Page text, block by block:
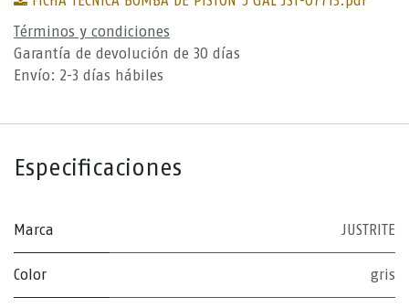
Términos y condiciones
Garantía de devolución de 30 días
Envío: 2-3 días hábiles
Especificaciones
Marca JUSTRITE
Color gris